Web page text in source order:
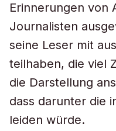
Erinnerungen von
Journalisten
seine Leser mit
teilhaben, die viel
die Darstellung
dass darunter die
leiden würde.